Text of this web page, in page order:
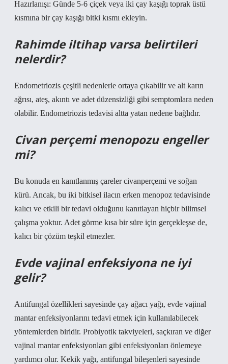
Hazırlanışı: Günde 5-6 çiçek veya iki çay kaşığı toprak üstü
kısmına bir çay kaşığı bitki kısmı ekleyin.
Rahimde iltihap varsa belirtileri
nelerdir?
Endometriozis çeşitli nedenlerle ortaya çıkabilir ve alt karın
ağrısı, ateş, akıntı ve adet düzensizliği gibi semptomlara neden
olabilir. Endometriozis tedavisi altta yatan nedene bağlıdır.
Civan perçemi menopozu engeller
mi?
Bu konuda en kanıtlanmış çareler civanperçemi ve soğan
kürü. Ancak, bu iki bitkisel ilacın erken menopoz tedavisinde
kalıcı ve etkili bir tedavi olduğunu kanıtlayan hiçbir bilimsel
çalışma yoktur. Adet görme kısa bir süre için gerçekleşse de,
kalıcı bir çözüm teşkil etmezler.
Evde vajinal enfeksiyona ne iyi
gelir?
Antifungal özellikleri sayesinde çay ağacı yağı, evde vajinal
mantar enfeksiyonlarını tedavi etmek için kullanılabilecek
yöntemlerden biridir. Probiyotik takviyeleri, saçkıran ve diğer
vajinal mantar enfeksiyonları gibi enfeksiyonları önlemeye
yardımcı olur. Kekik yağı, antifungal bileşenleri sayesinde